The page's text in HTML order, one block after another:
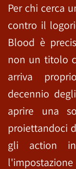
Per chi cerca
contro il
Blood è
non un titolo
arriva
decennio
aprire una
proiettandoci
gli action in